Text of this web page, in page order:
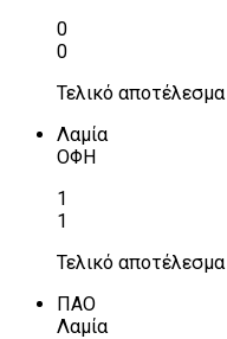
0
0
Τελικό αποτέλεσμα
Λαμία
ΟΦΗ
1
1
Τελικό αποτέλεσμα
ΠΑΟ
Λαμία